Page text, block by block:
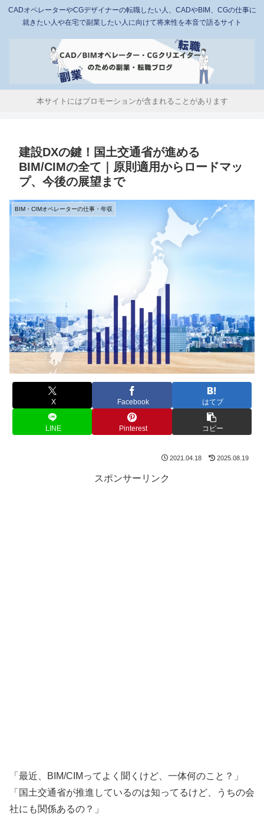
CADオペレーターやCGデザイナーの転職したい人、CADやBIM、CGの仕事に
就きたい人や在宅で副業したい人に向けて将来性を本音で語るサイト
本サイトにはプロモーションが含まれることがあります
建設DXの鍵！国土交通省が進める
BIM/CIMの全て｜原則適用からロードマッ
プ、今後の展望まで
BIM・CIMオペレーターの仕事・年収
X Facebook はてブ
LINE Pinterest コピー
2021.04.18 2025.08.19
スポンサーリンク
「最近、BIM/CIMってよく聞くけど、一体何のこと？」
「国土交通省が推進しているのは知ってるけど、うちの会
社にも関係あるの？」